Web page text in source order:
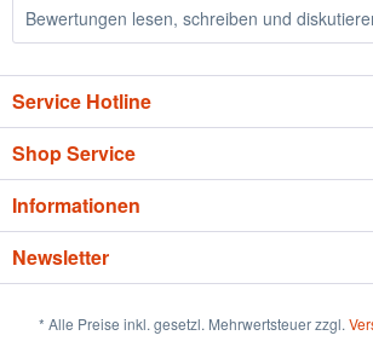
Bewertungen lesen, schreiben und
Service Hotline
Shop Service
Informationen
Newsletter
* Alle Preise inkl. gesetzl. Mehrwertsteuer zzgl.